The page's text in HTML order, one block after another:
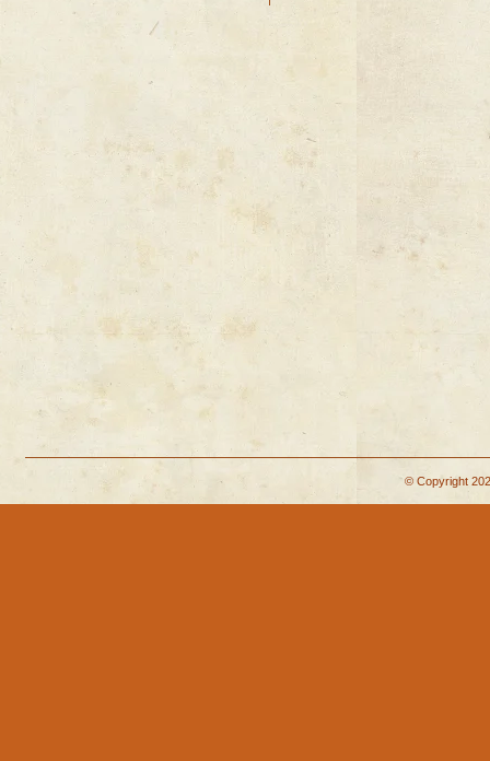
© Copyright